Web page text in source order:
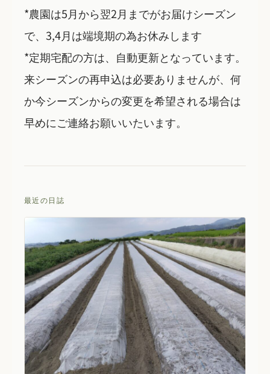
*農園は5月から翌2月までがお届けシーズン
で、3,4月は端境期の為お休みします
*定期宅配の方は、自動更新となっています。
来シーズンの再申込は必要ありませんが、何
か今シーズンからの変更を希望される場合は
早めにご連絡お願いいたいます。
最近の日誌